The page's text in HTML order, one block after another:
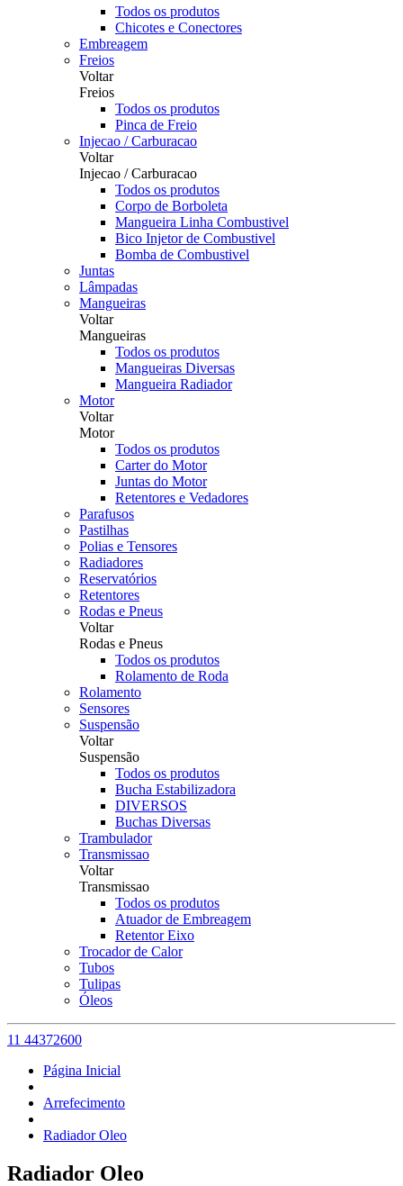
Todos os produtos
Chicotes e Conectores
Embreagem
Freios
Voltar
Freios
Todos os produtos
Pinca de Freio
Injecao / Carburacao
Voltar
Injecao / Carburacao
Todos os produtos
Corpo de Borboleta
Mangueira Linha Combustivel
Bico Injetor de Combustivel
Bomba de Combustivel
Juntas
Lâmpadas
Mangueiras
Voltar
Mangueiras
Todos os produtos
Mangueiras Diversas
Mangueira Radiador
Motor
Voltar
Motor
Todos os produtos
Carter do Motor
Juntas do Motor
Retentores e Vedadores
Parafusos
Pastilhas
Polias e Tensores
Radiadores
Reservatórios
Retentores
Rodas e Pneus
Voltar
Rodas e Pneus
Todos os produtos
Rolamento de Roda
Rolamento
Sensores
Suspensão
Voltar
Suspensão
Todos os produtos
Bucha Estabilizadora
DIVERSOS
Buchas Diversas
Trambulador
Transmissao
Voltar
Transmissao
Todos os produtos
Atuador de Embreagem
Retentor Eixo
Trocador de Calor
Tubos
Tulipas
Óleos
11 44372600
Página Inicial
Arrefecimento
Radiador Oleo
Radiador Oleo